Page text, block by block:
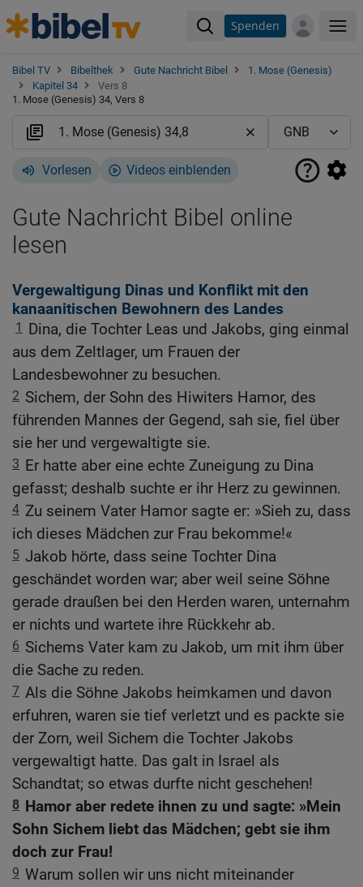
Spenden
Bibel TV Bibelthek Gute Nachricht Bibel
1. Mose (Genesis)
Kapitel 34
Vers 8
1. Mose (Genesis) 34, Vers 8
Vorlesen Videos einblenden
Gute Nachricht Bibel online
lesen
Vergewaltigung Dinas und Konflikt mit den
kanaanitischen Bewohnern des Landes
1
Dina, die Tochter Leas und Jakobs, ging einmal
aus dem Zeltlager, um Frauen der
Landesbewohner zu besuchen.
2 Sichem, der Sohn des Hiwiters Hamor, des
führenden Mannes der Gegend, sah sie, fiel über
sie her und vergewaltigte sie.
3 Er hatte aber eine echte Zuneigung zu Dina
gefasst; deshalb suchte er ihr Herz zu gewinnen.
4 Zu seinem Vater Hamor sagte er: »Sieh zu, dass
ich dieses Mädchen zur Frau bekomme!«
5 Jakob hörte, dass seine Tochter Dina
geschändet worden war; aber weil seine Söhne
gerade draußen bei den Herden waren, unternahm
er nichts und wartete ihre Rückkehr ab.
6 Sichems Vater kam zu Jakob, um mit ihm über
die Sache zu reden.
7 Als die Söhne Jakobs heimkamen und davon
erfuhren, waren sie tief verletzt und es packte sie
der Zorn, weil Sichem die Tochter Jakobs
vergewaltigt hatte. Das galt in Israel als
Schandtat; so etwas durfte nicht geschehen!
8 Hamor aber redete ihnen zu und sagte: »Mein
Sohn Sichem liebt das Mädchen; gebt sie ihm
doch zur Frau!
9 Warum sollen wir uns nicht miteinander